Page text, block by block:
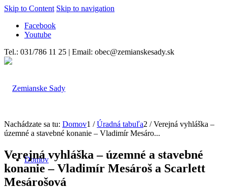
Skip to Content Skip to navigation
Facebook
Youtube
Tel.: 031/786 11 25 | Email: obec@zemianskesady.sk
Domov
Nachádzate sa tu: Domov1 / Úradná tabuľa2 / Verejná vyhláška –
územné a stavebné konanie – Vladimír Mesáro...
Verejná vyhláška – územné a stavebné
konanie – Vladimír Mesároš a Scarlett
Mesárošová